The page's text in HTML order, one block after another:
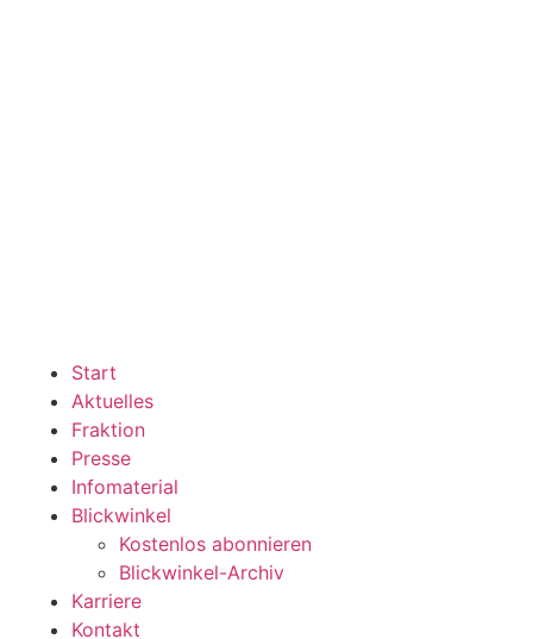
Start
Aktuelles
Fraktion
Presse
Infomaterial
Blickwinkel
Kostenlos abonnieren
Blickwinkel-Archiv
Karriere
Kontakt